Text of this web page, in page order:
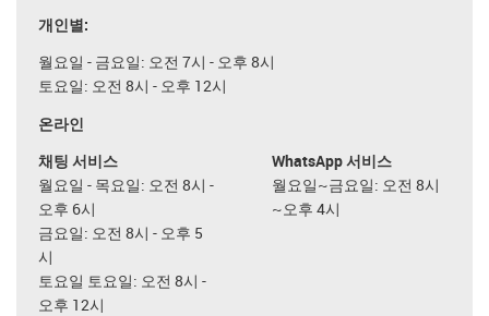
개인별:
월요일 - 금요일: 오전 7시 - 오후 8시
토요일: 오전 8시 - 오후 12시
온라인
채팅 서비스
월요일 - 목요일: 오전 8시 -
오후 6시
금요일: 오전 8시 - 오후 5
시
토요일 토요일: 오전 8시 -
오후 12시
WhatsApp 서비스
월요일~금요일: 오전 8시
~오후 4시